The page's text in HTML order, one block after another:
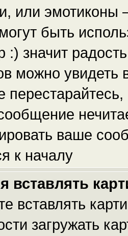
или эмотиконы
быть
:) значит
можно
ваше
к началу
вставлять
вставлять
загружать